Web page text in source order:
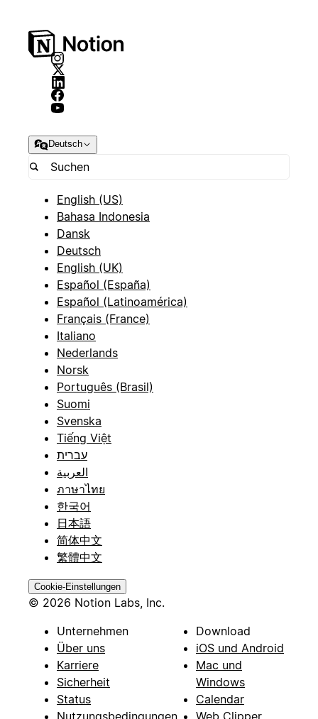
Deutsch
English (US)
Bahasa Indonesia
Dansk
Deutsch
English (UK)
Español (España)
Español (Latinoamérica)
Français (France)
Italiano
Nederlands
Norsk
Português (Brasil)
Suomi
Svenska
Tiếng Việt
עברית
العربية
ภาษาไทย
한국어
日本語
简体中文
繁體中文
Cookie-Einstellungen
© 2026 Notion Labs, Inc.
Unternehmen
Über uns
Karriere
Sicherheit
Status
Nutzungsbedingungen
Download
iOS und Android
Mac und
Windows
Calendar
Web Clipper